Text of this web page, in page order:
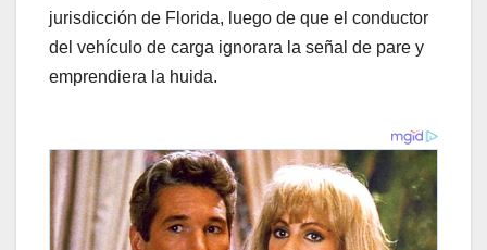
jurisdicción de Florida, luego de que el conductor
del vehículo de carga ignorara la señal de pare y
emprendiera la huida.